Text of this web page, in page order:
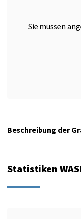
Sie müssen
Beschreibung der
Statistiken